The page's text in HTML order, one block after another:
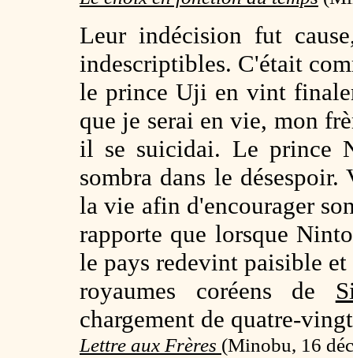
Leur indécision fut
indescriptibles. C'était
le prince Uji en vint
que je serai en vie, mon
il se suicidai. Le prince
sombra dans le
la vie afin d'encourager
rapporte que lorsque
le pays redevint paisible
royaumes coréens de
chargement de quatre-
Lettre aux Frères (Minobu, 16